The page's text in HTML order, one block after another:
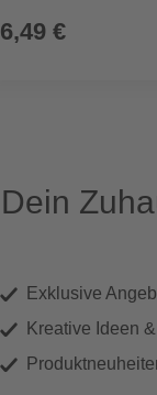
6,49 €
Exklusive
Kreative Ideen